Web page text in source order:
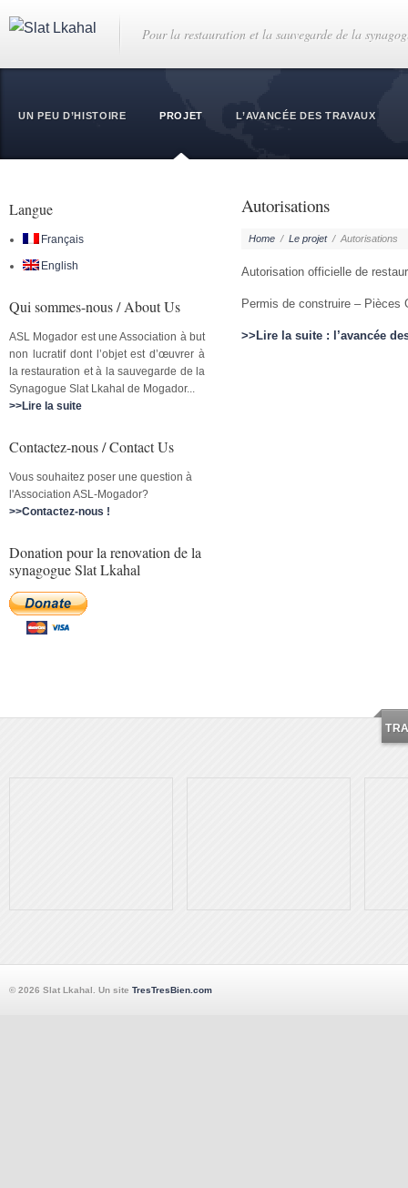
Pour la restauration et la sauvegarde de la
UN PEU D’HISTOIRE PROJET L’AVANCÉE DES TRAVAUX
Langue
Français
English
Qui sommes-nous / About Us
ASL Mogador est une Association à but
non lucratif dont l’objet est d’œuvrer à
la restauration et à la sauvegarde de la
Synagogue Slat Lkahal de Mogador...
>>Lire la suite
Contactez-nous / Contact Us
Vous souhaitez poser une question à
l'Association ASL-Mogador?
>>Contactez-nous !
Donation pour la renovation de la
synagogue Slat Lkahal
Autorisations
Home / Le projet/ Autorisations
Autorisation officielle de
Permis de construire – Pièces
>>Lire la suite : l’avancée
© 2026 Slat Lkahal. Un site TresTresBien.com